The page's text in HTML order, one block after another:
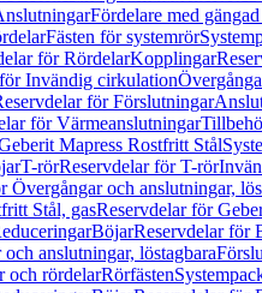
Fördelare med
Fästen för systemrör
för RördelarKopplingar
Invändig cirkulation
för Förslutningar
för Värmeanslutningar
Mapress Rostfritt Stål
T-rörReservdelar för T-rör
Övergångar och anslutningar,
Stål, gasReservdelar för
BöjarReservdelar för
anslutningar, löstagbara
och rördelarRörfästen